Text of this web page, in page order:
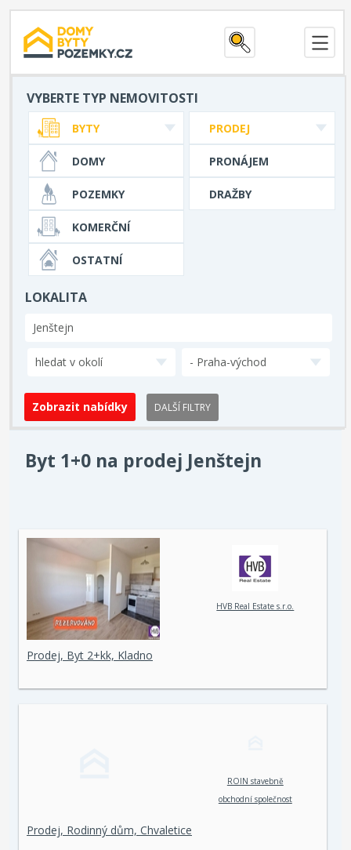
VYBERTE TYP NEMOVITOSTI
PRODEJ
PRONÁJEM
DRAŽBY
BYTY
DOMY
POZEMKY
KOMERČNÍ
OSTATNÍ
LOKALITA
hledat v okolí - Praha-východ
DALŠÍ FILTRY
Byt 1+0 na prodej Jenštejn
HVB Real Estate s.r.o.
Prodej, Byt 2+kk, Kladno
ROIN stavebně
obchodní společnost
Prodej, Rodinný dům, Chvaletice